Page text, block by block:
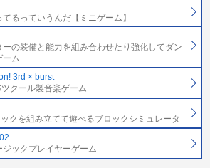
るっていうんだ【ミニゲーム】
の装備と能力を組み合わせたり強化してダン
ーム
3rd × burst
クール製音楽ゲーム
クを組み立てて遊べるブロックシミュレータ
ックプレイヤーゲーム